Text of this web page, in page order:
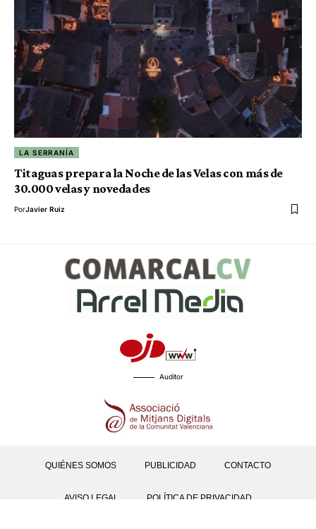
LA SERRANÍA
Titaguas prepara la Noche de las Velas con más de
30.000 velas y novedades
PorJavier Ruiz
Auditor
QUIÉNES SOMOS PUBLICIDAD CONTACTO
AVISO LEGAL POLÍTICA DE PRIVACIDAD